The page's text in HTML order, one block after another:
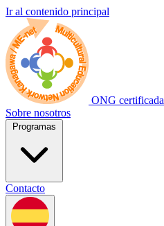
Ir al contenido principal
ONG certificada
Sobre nosotros
Programas
Contacto